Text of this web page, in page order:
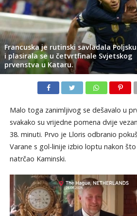
Francuska je rutinski savladala Poljsku
i plasirala se u četvrtfinale Svjetskog
prvenstva u Kataru.
Malo toga zanimljivog se dešavalo u
svakako su vrijedne pomena dvije
38. minuti. Prvo je Lloris odbranio
Varane s gol-linije izbio loptu nakon što
natrčao Kaminski.